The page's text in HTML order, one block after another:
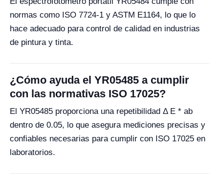
normas como ISO 7724-1 y ASTM E1164, lo que lo
hace adecuado para control de calidad en industrias
de pintura y tinta.
¿Cómo ayuda el YR05485 a cumplir
con las normativas ISO 17025?
El YR05485 proporciona una repetibilidad Δ E * ab
dentro de 0.05, lo que asegura mediciones precisas y
confiables necesarias para cumplir con ISO 17025 en
laboratorios.